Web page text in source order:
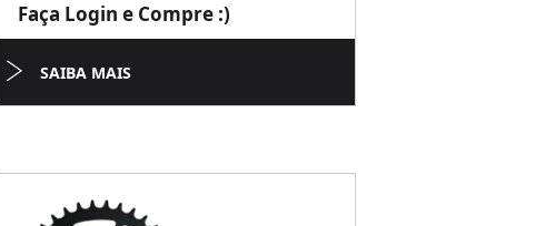
Faça Login e Compre :)
SAIBA MAIS